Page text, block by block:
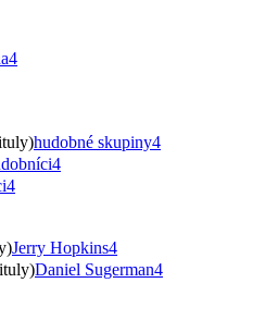
4
hudobné skupiny4
4
4
Jerry Hopkins4
Daniel Sugerman4